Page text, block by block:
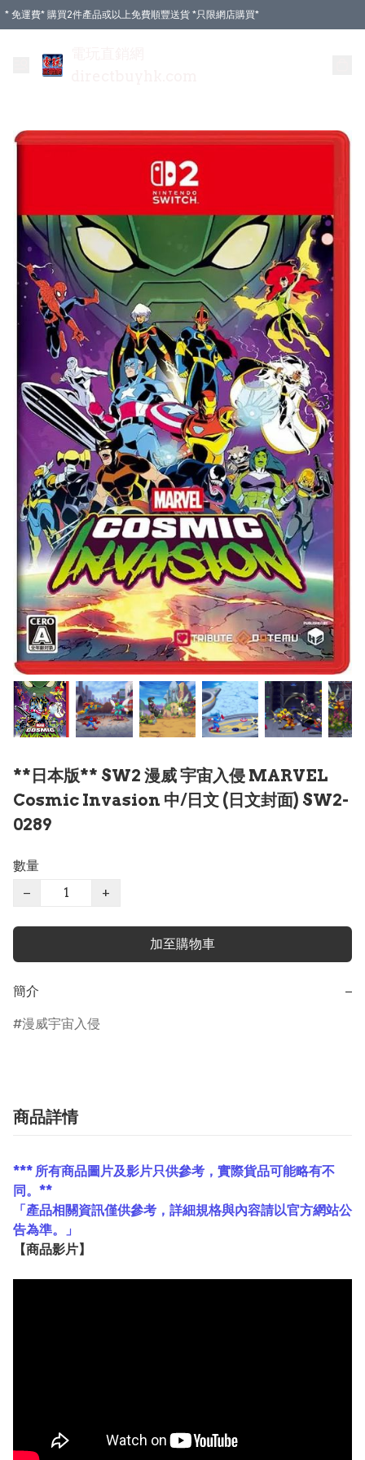
* 免運費* 購買2件產品或以上免費順豐送貨 *只限網店購買*
**日本版** SW2 漫威 宇宙入侵 MARVEL
Cosmic Invasion 中/日文 (日文封面) SW2-
0289
數量
−
+
加至購物車
簡介 −
漫威宇宙入侵
商品詳情
*** 所有商品圖片及影片只供參考，實際貨品可能略有不
同。**
「產品相關資訊僅供參考，詳細規格與內容請以官方網站公
告為準。」
【商品影片】